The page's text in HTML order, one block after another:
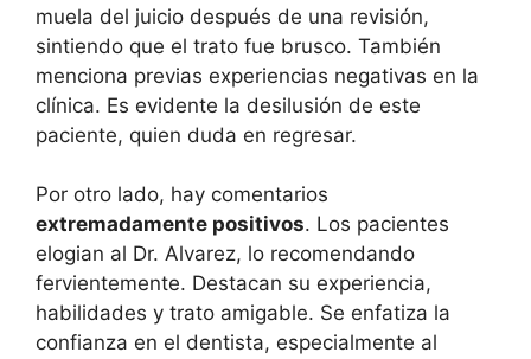
muela del juicio después de una revisión,
sintiendo que el trato fue brusco. También
menciona previas experiencias negativas en la
clínica. Es evidente la desilusión de este
paciente, quien duda en regresar.
Por otro lado, hay comentarios
extremadamente positivos. Los pacientes
elogian al Dr. Alvarez, lo recomendando
fervientemente. Destacan su experiencia,
habilidades y trato amigable. Se enfatiza la
confianza en el dentista, especialmente al